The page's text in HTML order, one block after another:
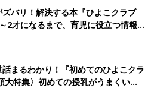
バリ！解決する本『ひよこクラブ
才になるまで、育児に役立つ情報が
まるわかり！『初めてのひよこクラ
大特集〉初めての授乳がうまくい
ミルクの基本と夏のトラブル 解決テ